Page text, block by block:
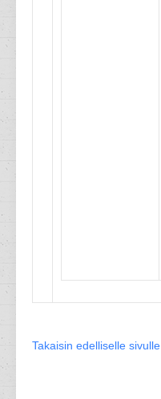
Takaisin edelliselle sivulle